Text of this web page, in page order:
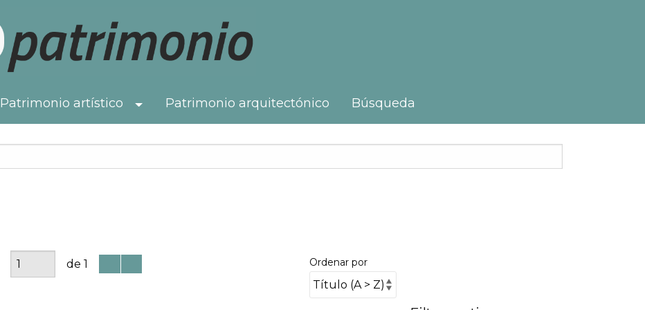
Patrimonio artístico Toggle Dropdown
Patrimonio arquitectónico Búsqueda
de 1 Ordenar por